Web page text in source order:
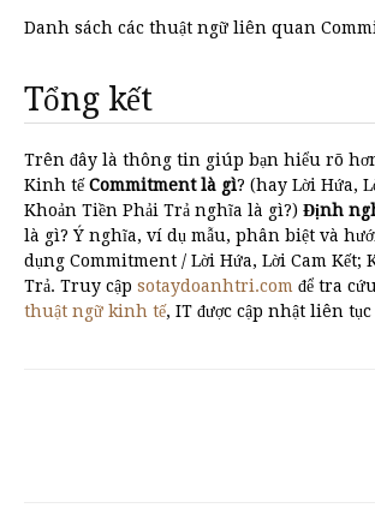
Danh sách các thuật ngữ liên quan
Tổng kết
Trên đây là thông tin giúp bạn hiểu rõ
Kinh tếCommitment là gì? (hay Lời Hứa,
Khoản Tiền Phải Trả nghĩa là gì?) Định
là gì? Ý nghĩa, ví dụ mẫu, phân biệt và
dụng Commitment / Lời Hứa, Lời Cam Kết;
Trả. Truy cập sotaydoanhtri.com để tra
thuật ngữ kinh tế, IT được cập nhật liên tục